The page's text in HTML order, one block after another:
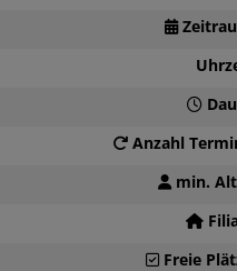
Anzahl
min.
Freie